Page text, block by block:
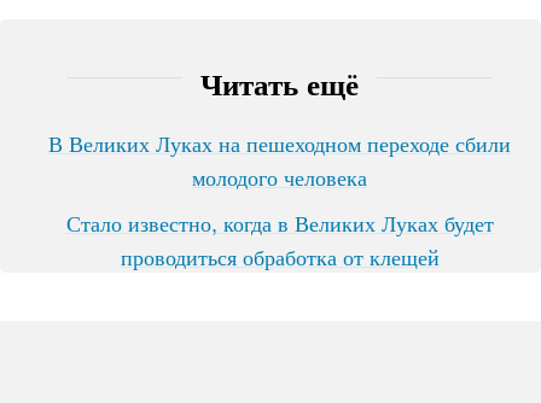
Читать ещё
В Великих Луках на пешеходном переходе сбили
молодого человека
Стало известно, когда в Великих Луках будет
проводиться обработка от клещей